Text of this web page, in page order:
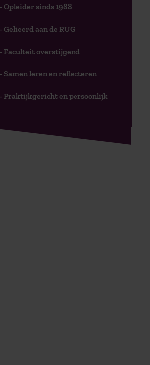
- Opleider sinds 1988
- Gelieerd aan de RUG
- Faculteit overstijgend
- Samen leren en reflecteren
- Praktijkgericht en persoonlijk